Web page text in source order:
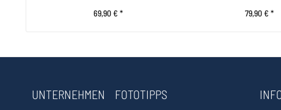
69,90 € * 79,90 € *
UNTERNEHMEN FOTOTIPPS